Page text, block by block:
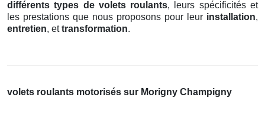
différents types de volets roulants, leurs spécificités et
les prestations que nous proposons pour leur installation,
entretien, ettransformation.
volets roulants motorisés sur Morigny Champigny